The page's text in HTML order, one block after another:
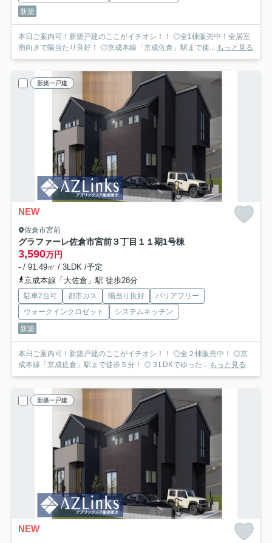
新築
本日ご案内可！新築戸建のここがイチオシ！！ ◎全1棟販売中！全居室
南向きで陽当たり良好！ ◎京成本線「京成佐倉」駅まで徒... もっと見る
新築一戸建
NEW
佐倉市宮前
グラファーレ佐倉市宮前３丁目１１期1号棟
3,590万円
- / 91.49㎡ / 3LDK /予定
京成本線「大佐倉」駅 徒歩28分
駐車2台可 都市ガス 陽当り良好
バリアフリー
ウォークインクロゼット
システムキッチン
新築
本日ご案内可！新築戸建のここがイチオシ！！ ◎全２棟販売中！ ◎京
成本線「京成佐倉」駅まで徒歩５分！ ◎３LDKでゆった... もっと見る
新築一戸建
NEW